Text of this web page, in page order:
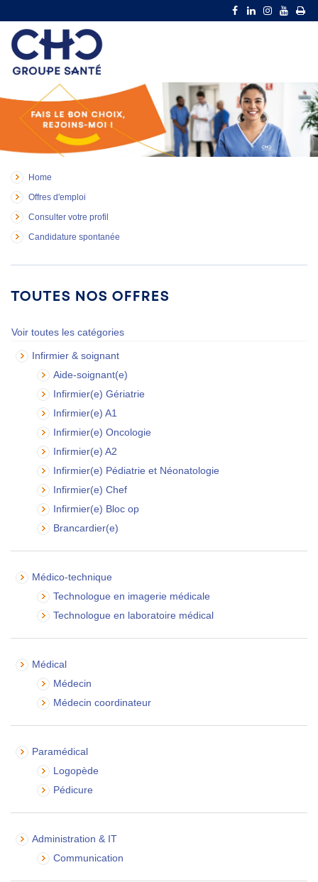
Home
Offres d'emploi
Consulter votre profil
Candidature spontanée
Toutes nos offres
Voir toutes les catégories
Infirmier & soignant
Aide-soignant(e)
Infirmier(e) Gériatrie
Infirmier(e) A1
Infirmier(e) Oncologie
Infirmier(e) A2
Infirmier(e) Pédiatrie et Néonatologie
Infirmier(e) Chef
Infirmier(e) Bloc op
Brancardier(e)
Médico-technique
Technologue en imagerie médicale
Technologue en laboratoire médical
Médical
Médecin
Médecin coordinateur
Paramédical
Logopède
Pédicure
Administration & IT
Communication